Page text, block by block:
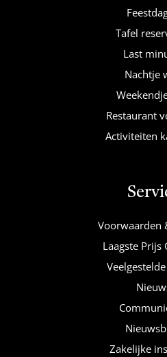
Tafel
Last
Nachtje
Restaurant
Activiteiten
Voorwaarden
Laagste Prijs
Zakelijke